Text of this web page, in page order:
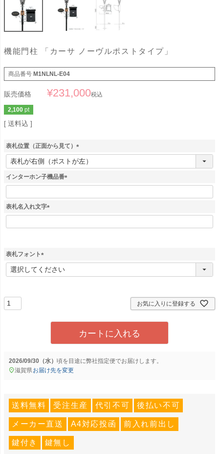
機能門柱 「カーサ ノーヴルポストタイプ」
商品番号 M1NLNL-E04
販売価格 ¥231,000税込
2,100 pt
送料込
表札位置（正面から見て）
(
必
インターホン子機品番
(
)
表札名入れ文字
(
表札フォント
(
必
お気に入りに登録する
カートに入れる
2026/09/30（水） に弊社指定便でお届けします。
滋賀県 お届け先を変更
送料無料 受注生産 代引不可 後払い不可
メーカー直送 A4対応投函 前入れ前出し
鍵付き 鍵無し